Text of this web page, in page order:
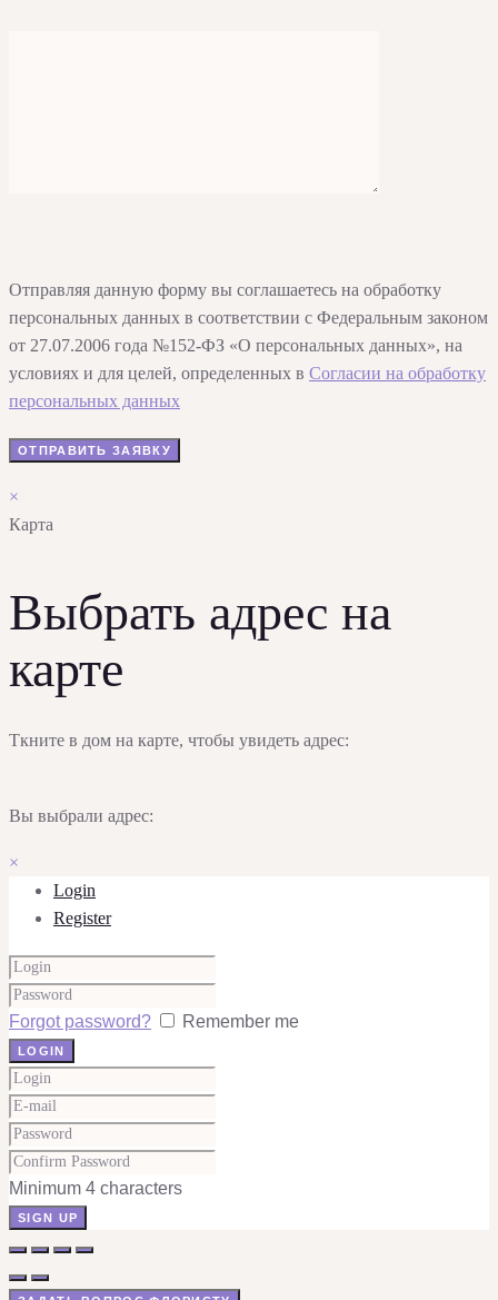
Отправляя данную форму вы соглашаетесь на обработку
персональных данных в соответствии с Федеральным законом
от 27.07.2006 года №152-ФЗ «О персональных данных», на
условиях и для целей, определенных в Согласии на обработку
персональных данных
×
Карта
Выбрать адрес на
карте
Ткните в дом на карте, чтобы увидеть адрес:
Вы выбрали адрес:
×
Login
Register
Forgot password? Remember me
Minimum 4 characters